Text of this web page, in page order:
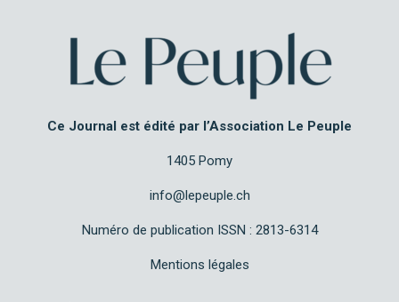
Ce Journal est édité par l’Association Le Peuple
1405 Pomy
info@lepeuple.ch
Numéro de publication ISSN : 2813-6314
Mentions légales